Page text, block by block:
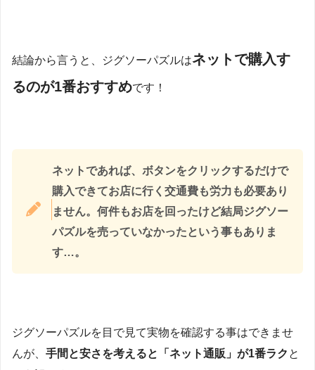
結論から言うと、ジグソーパズルはネットで購入す
るのが1番おすすめです！
ネットであれば、ボタンをクリックするだけで
購入できてお店に行く交通費も労力も必要あり
ません。何件もお店を回ったけど結局ジグソー
パズルを売っていなかったという事もありま
す…。
ジグソーパズルを目で見て実物を確認する事はできませ
んが、 手間と安さを考えると「ネット通販」が1番ラク と